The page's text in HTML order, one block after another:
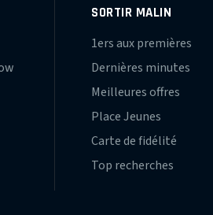
SORTIR MALIN
1ers aux premières
Dernières minutes
Meilleures offres
Place Jeunes
Carte de fidélité
Top recherches